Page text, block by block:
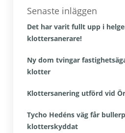
Senaste inläggen
Det har varit fullt upp i
klottersanerare!
Ny dom tvingar
klotter
Klottersanering utförd vid
Tycho Hedéns väg får
klotterskyddat